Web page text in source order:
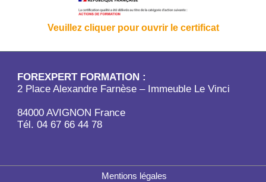
Veuillez cliquer pour ouvrir le certificat
FOREXPERT FORMATION :
2 Place Alexandre Farnèse – Immeuble Le Vinci
84000 AVIGNON France
Tél. 04 67 66 44 78
Mentions légales